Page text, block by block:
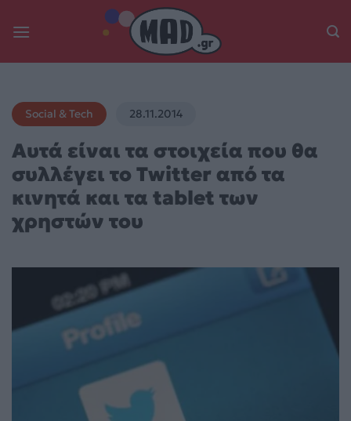
Social & Tech 28.11.2014
Αυτά είναι τα στοιχεία που θα
συλλέγει το Twitter από τα
κινητά και τα tablet των
χρηστών του